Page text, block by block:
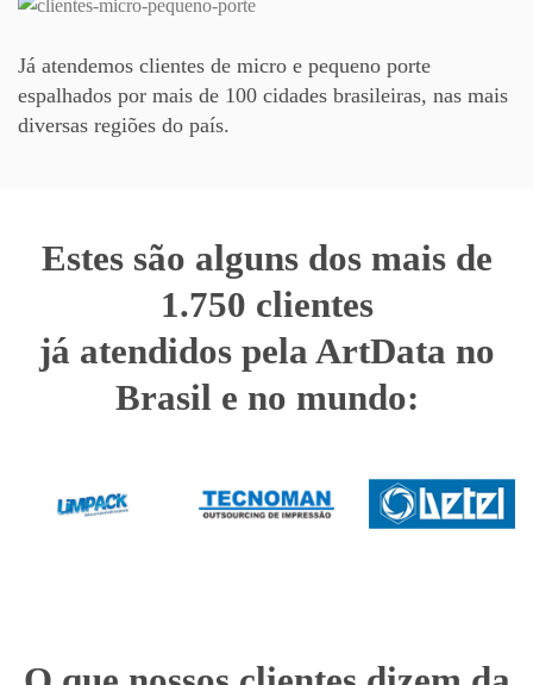
Já atendemos clientes de micro e pequeno porte
espalhados por mais de 100 cidades brasileiras, nas mais
diversas regiões do país.
Estes são alguns dos mais de
1.750 clientes
já atendidos pela ArtData no
Brasil e no mundo: